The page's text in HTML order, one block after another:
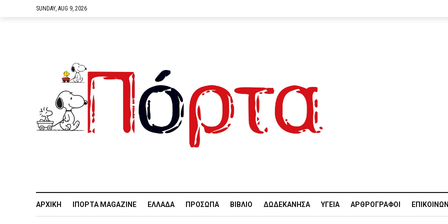
SUNDAY, AUG 9, 2026
ΑΡΧΙΚΉ IΠΌΡΤΑ MAGAZINE ΕΛΛΆΔΑ ΠΡΌΣΩΠΑ ΒΙΒΛΊΟ ΔΩΔΕΚΆΝΗΣΑ ΥΓΕΊΑ ΑΡΘΡΟΓΡΆΦΟΙ